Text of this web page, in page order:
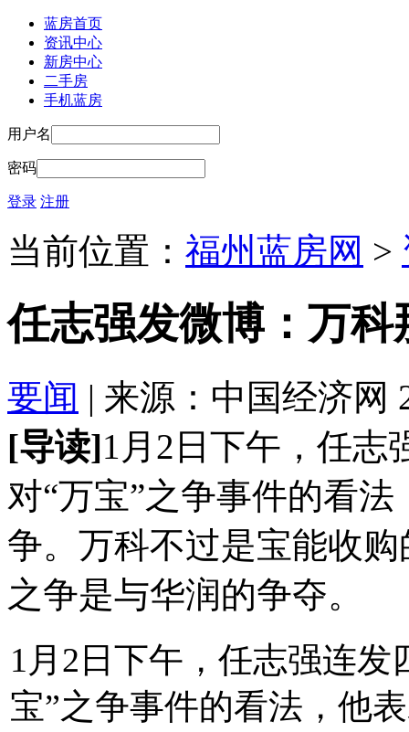
蓝房首页
资讯中心
新房中心
二手房
手机蓝房
用户名
密码
登录 注册
当前位置： 福州蓝房网 >
任志强发微博：万
要闻 | 来源：中国经济网
[导读]1月2日下午，任志
对“万宝”之争事件的看
争。万科不过是宝能收
之争是与华润的争夺。
1月2日下午，任志强连
宝”之争事件的看法，他